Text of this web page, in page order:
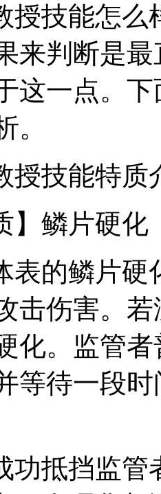
授技能怎么
来判断是
这一点。
。
授技能特质
】鳞片硬化
表的鳞片硬
击伤害。
化。监管
等待一段
功抵挡监管